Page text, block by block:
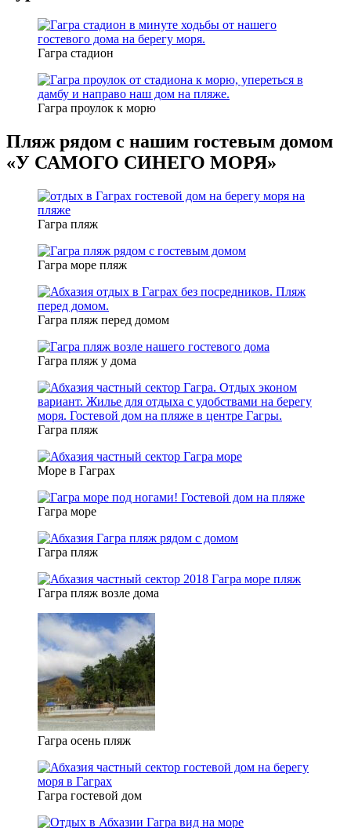
Гагра стадион
Гагра проулок к морю
Пляж рядом с нашим гостевым домом
«У САМОГО СИНЕГО МОРЯ»
Гагра пляж
Гагра море пляж
Гагра пляж перед домом
Гагра пляж у дома
Гагра пляж
Море в Гаграх
Гагра море
Гагра пляж
Гагра пляж возле дома
Гагра осень пляж
Гагра гостевой дом